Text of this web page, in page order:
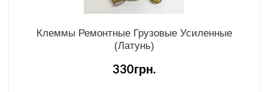
Клеммы Ремонтные Грузовые Усиленные
(латунь)
330грн.